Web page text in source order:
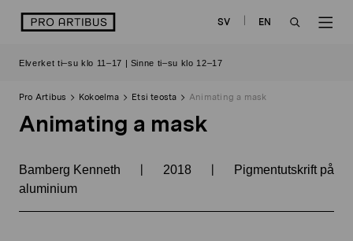
sisältöön
logo SV
EN
Elverket ti–su klo 11–17 | Sinne ti–su klo 12–17
Pro Artibus Kokoelma Etsi teosta Animating a mask
Animating a mask
Bamberg Kenneth | 2018 |
Pigmentutskrift på
aluminium